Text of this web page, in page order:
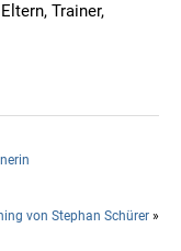
Trainer,
von Stephan Schürer »